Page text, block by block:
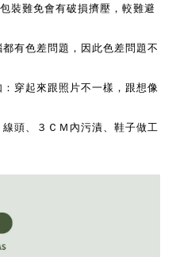
裝難免會有破損擠壓，較難避
有色差問題，因此色差問題不
穿起來跟照片不一樣，跟想像
頭、３ＣＭ內污漬、鞋子做工